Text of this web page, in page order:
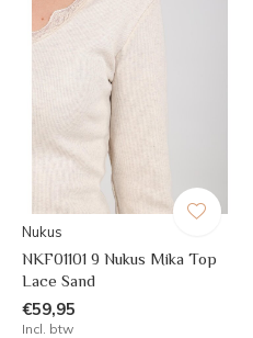
Nukus
NKF01101 9 Nukus Mika Top
Lace Sand
€59,95
Incl. btw